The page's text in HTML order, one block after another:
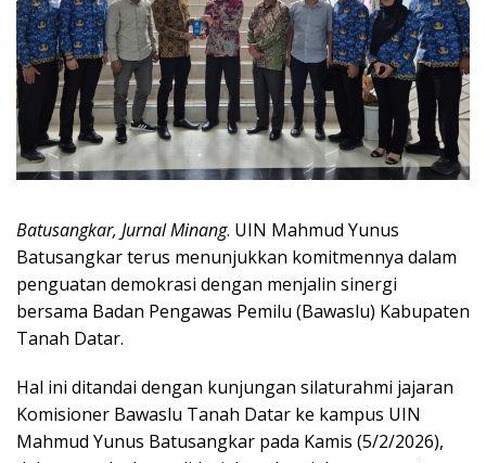
Batusangkar, Jurnal Minang. UIN Mahmud Yunus
Batusangkar terus menunjukkan komitmennya dalam
penguatan demokrasi dengan menjalin sinergi
bersama Badan Pengawas Pemilu (Bawaslu) Kabupaten
Tanah Datar.
Hal ini ditandai dengan kunjungan silaturahmi jajaran
Komisioner Bawaslu Tanah Datar ke kampus UIN
Mahmud Yunus Batusangkar pada Kamis (5/2/2026),